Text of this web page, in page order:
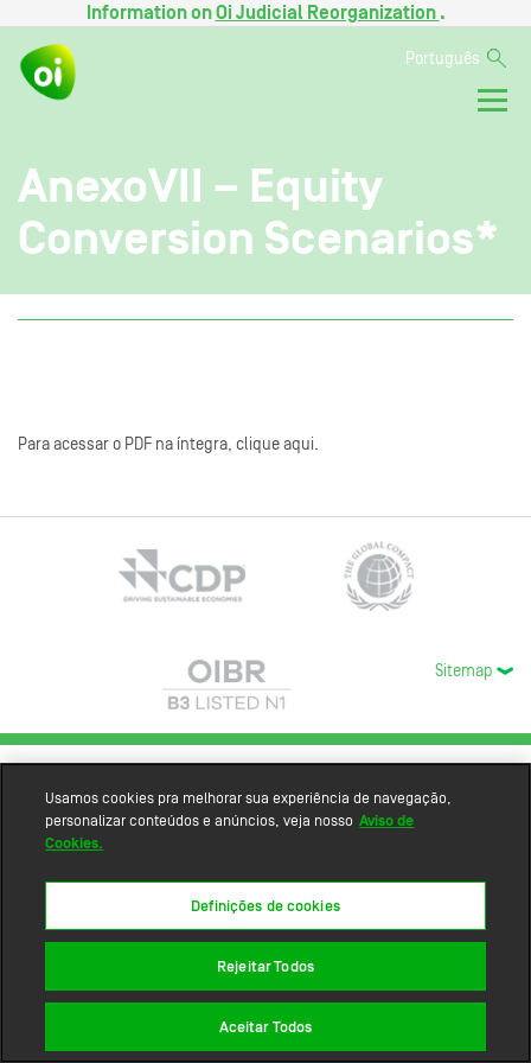
Information onOi Judicial Reorganization .
Português
AnexoVII – Equity
Conversion Scenarios*
Para acessar o PDF na íntegra, clique aqui.
Sitemap
Usamos cookies pra melhorar sua experiência de navegação,
personalizar conteúdos e anúncios, veja nosso Aviso de
Cookies.
Definições de cookies
Rejeitar Todos
Aceitar Todos